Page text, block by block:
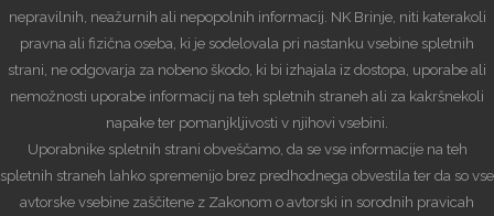
nepravilnih, neažurnih ali nepopolnih informacij. NK Brinje, niti katerakoli
pravna ali fizična oseba, ki je sodelovala pri nastanku vsebine spletnih
strani, ne odgovarja za nobeno škodo, ki bi izhajala iz dostopa, uporabe ali
nemožnosti uporabe informacij na teh spletnih straneh ali za kakršnekoli
napake ter pomanjkljivosti v njihovi vsebini.
Uporabnike spletnih strani obveščamo, da se vse informacije na teh
spletnih straneh lahko spremenijo brez predhodnega obvestila ter da so vse
avtorske vsebine zaščitene z Zakonom o avtorski in sorodnih pravicah